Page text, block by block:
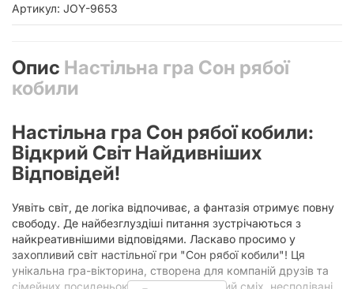
Артикул: JOY-9653
Опис Настільна гра Сон рябої
кобили
Настільна гра Сон рябої кобили:
Відкрий Світ Найдивніших
Відповідей!
Уявіть світ, де логіка відпочиває, а фантазія отримує повну
свободу. Де найбезглуздіші питання зустрічаються з
найкреативнішими відповідями. Ласкаво просимо у
захопливий світ настільної гри "Сон рябої кобили"! Ця
унікальна гра-вікторина, створена для компаній друзів та
сімейних посиденьок, обіцяє нестримний сміх, несподівані